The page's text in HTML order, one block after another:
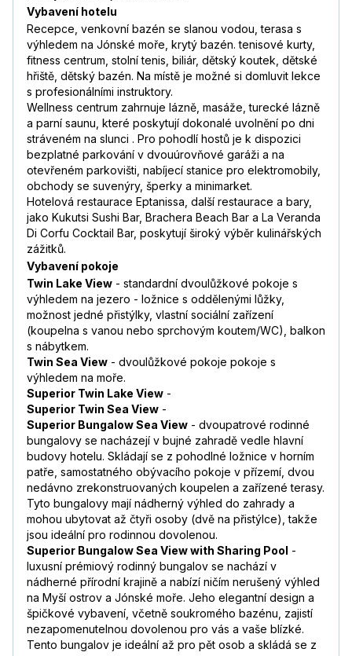
Vybavení hotelu
Recepce, venkovní bazén se slanou vodou, terasa s
výhledem na Jónské moře, krytý bazén. tenisové kurty,
fitness centrum, stolní tenis, biliár, dětský koutek, dětské
hřiště, dětský bazén. Na místě je možné si domluvit lekce
s profesionálními instruktory.
Wellness centrum zahrnuje lázně, masáže, turecké lázně
a parní saunu, které poskytují dokonalé uvolnění po dni
stráveném na slunci . Pro pohodlí hostů je k dispozici
bezplatné parkování v dvouúrovňové garáži a na
otevřeném parkovišti, nabíjecí stanice pro elektromobily,
obchody se suvenýry, šperky a minimarket.
Hotelová restaurace Eptanissa, další restaurace a bary,
jako Kukutsi Sushi Bar, Brachera Beach Bar a La Veranda
Di Corfu Cocktail Bar, poskytují široký výběr kulinářských
zážitků.
Vybavení pokoje
Twin Lake View - standardní dvoulůžkové pokoje s
výhledem na jezero - ložnice s oddělenými lůžky,
možnost jedné přistýlky, vlastní sociální zařízení
(koupelna s vanou nebo sprchovým koutem/WC), balkon
s nábytkem.
Twin Sea View - dvoulůžkové pokoje pokoje s
výhledem na moře.
Superior Twin Lake View -
Superior Twin Sea View -
Superior Bungalow Sea View - dvoupatrové rodinné
bungalovy se nacházejí v bujné zahradě vedle hlavní
budovy hotelu. Skládají se z pohodlné ložnice v horním
patře, samostatného obývacího pokoje v přízemí, dvou
nedávno zrekonstruovaných koupelen a zařízené terasy.
Tyto bungalovy mají nádherný výhled do zahrady a
mohou ubytovat až čtyři osoby (dvě na přistýlce), takže
jsou ideální pro rodinnou dovolenou.
Superior Bungalow Sea View with Sharing Pool -
luxusní prémiový rodinný bungalov se nachází v
nádherné přírodní krajině a nabízí ničím nerušený výhled
na Myší ostrov a Jónské moře. Jeho elegantní design a
špičkové vybavení, včetně soukromého bazénu, zajistí
nezapomenutelnou dovolenou pro vás a vaše blízké.
Tento bungalov je ideální až pro pět osob a skládá se z